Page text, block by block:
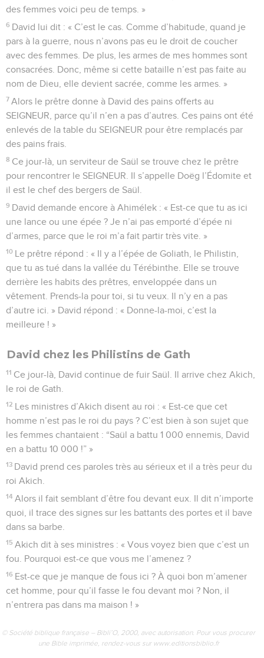
des femmes voici peu de temps. »
6 David lui dit : « C’est le cas. Comme d’habitude, quand je
pars à la guerre, nous n’avons pas eu le droit de coucher
avec des femmes. De plus, les armes de mes hommes sont
consacrées. Donc, même si cette bataille n’est pas faite au
nom de Dieu, elle devient sacrée, comme les armes. »
7 Alors le prêtre donne à David des pains offerts au
SEIGNEUR, parce qu’il n’en a pas d’autres. Ces pains ont été
enlevés de la table du SEIGNEUR pour être remplacés par
des pains frais.
8 Ce jour-là, un serviteur de Saül se trouve chez le prêtre
pour rencontrer le SEIGNEUR. Il s’appelle Doëg l’Édomite et
il est le chef des bergers de Saül.
9 David demande encore à Ahimélek : « Est-ce que tu as ici
une lance ou une épée ? Je n’ai pas emporté d’épée ni
d’armes, parce que le roi m’a fait partir très vite. »
10 Le prêtre répond : « Il y a l’épée de Goliath, le Philistin,
que tu as tué dans la vallée du Térébinthe. Elle se trouve
derrière les habits des prêtres, enveloppée dans un
vêtement. Prends-la pour toi, si tu veux. Il n’y en a pas
d’autre ici. » David répond : « Donne-la-moi, c’est la
meilleure ! »
David chez les Philistins de Gath
11 Ce jour-là, David continue de fuir Saül. Il arrive chez Akich,
le roi de Gath.
12 Les ministres d’Akich disent au roi : « Est-ce que cet
homme n’est pas le roi du pays ? C’est bien à son sujet que
les femmes chantaient : “Saül a battu 1 000 ennemis, David
en a battu 10 000 !” »
13 David prend ces paroles très au sérieux et il a très peur du
roi Akich.
14 Alors il fait semblant d’être fou devant eux. Il dit n’importe
quoi, il trace des signes sur les battants des portes et il bave
dans sa barbe.
15 Akich dit à ses ministres : « Vous voyez bien que c’est un
fou. Pourquoi est-ce que vous me l’amenez ?
16 Est-ce que je manque de fous ici ? À quoi bon m’amener
cet homme, pour qu’il fasse le fou devant moi ? Non, il
n’entrera pas dans ma maison ! »
© Société biblique française – Bibli’O, 2000, avec autorisation. Pour vous procurer
une Bible imprimée, rendez-vous sur www.editionsbiblio.fr